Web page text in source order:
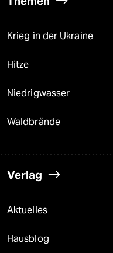
Krieg in der Ukraine
Hitze
Niedrigwasser
Waldbrände
Verlag
Aktuelles
Hausblog